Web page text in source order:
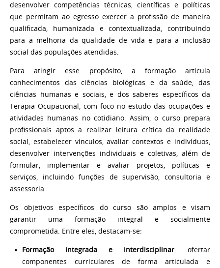
desenvolver competências técnicas, científicas e políticas
que permitam ao egresso exercer a profissão de maneira
qualificada, humanizada e contextualizada, contribuindo
para a melhoria da qualidade de vida e para a inclusão
social das populações atendidas.
Para atingir esse propósito, a formação articula
conhecimentos das ciências biológicas e da saúde, das
ciências humanas e sociais, e dos saberes específicos da
Terapia Ocupacional, com foco no estudo das ocupações e
atividades humanas no cotidiano. Assim, o curso prepara
profissionais aptos a realizar leitura crítica da realidade
social, estabelecer vínculos, avaliar contextos e indivíduos,
desenvolver intervenções individuais e coletivas, além de
formular, implementar e avaliar projetos, políticas e
serviços, incluindo funções de supervisão, consultoria e
assessoria.
Os objetivos específicos do curso são amplos e visam
garantir uma formação integral e socialmente
comprometida. Entre eles, destacam-se:
Formação integrada e interdisciplinar: ofertar
componentes curriculares de forma articulada e